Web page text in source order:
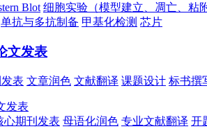
Blot 细胞实验（模型建立、凋亡、粘
单抗与多抗制备 甲基化检测 芯片
文发表
表 文章润色 文献翻译 课题设计 标书撰
发表
心期刊发表 母语化润色 专业文献翻译 开